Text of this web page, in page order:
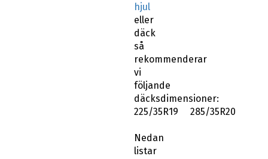
hjul
eller
däck
så
rekommenderar
vi
följande
däcksdimensioner:
225/35R19 285/35R20
Nedan
listar